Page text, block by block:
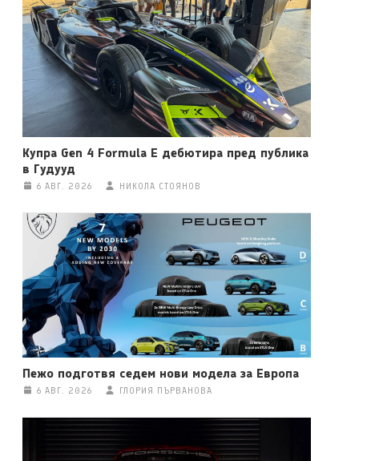
Купра Gen 4 Formula E дебютира пред публика
в Гудууд
6 АВГ. 2026 НИКОЛА СТОЯНОВ
Пежо подготвя седем нови модела за Европа
6 АВГ. 2026 ГЛОРИЯ ПЪРВАНОВА